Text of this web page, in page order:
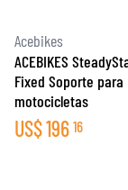
Acebikes
ACEBIKES
Fixed Soporte para
motocicletas
US$196 16